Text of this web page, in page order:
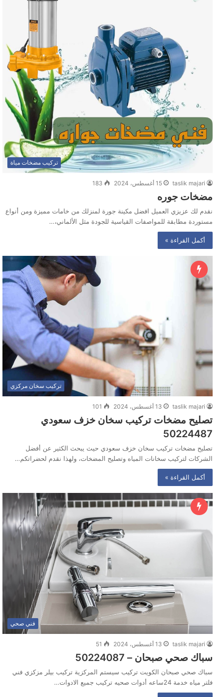
تركيب مضخات مياة
taslik majari 15 أغسطس، 2024 183
مضخات جوره
نقدم لك عزيزي العميل افضل مكينة جورة لمنزلك من خامات مميزة ومن أنواع
مستوردة مطابقة للمواصفات القياسية للجودة مثل الألماني،…
أكمل القراءة »
تركيب سخان مركزي
taslik majari 13 أغسطس، 2024 101
تصليح مضخات تركيب سخان خزف سعودي
50224487‬
تصليح مضخات تركيب سخان خزف سعودي حيث يبحث الكثير عن أفضل
الشركات لتركيب سخانات المياه وتصليح المضخات، ولهذا نقدم لحضراتكم…
أكمل القراءة »
فني صحي
taslik majari 13 أغسطس، 2024 51
سباك صحي صبحان – 50224087
سباك صحي صبحان الكويت تركيب سيستم المركزية تركيب بيلر مزكزي فني
فلتر مياه خدمة 24ساعه أدوات صحيه تركيب جميع الادوات…